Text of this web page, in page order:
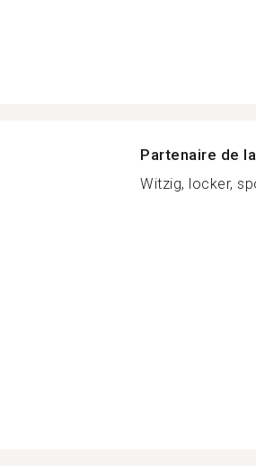
Partenaire de
Witzig, locker,